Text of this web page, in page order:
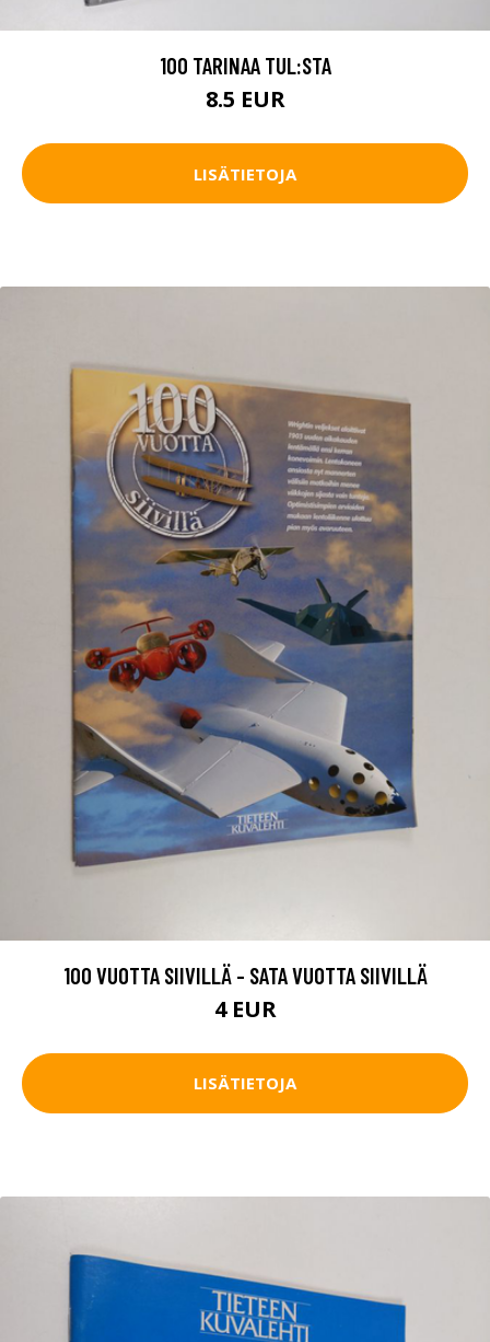
100 TARINAA TUL:STA
8.5 EUR
LISÄTIETOJA
100 VUOTTA SIIVILLÄ - SATA VUOTTA SIIVILLÄ
4 EUR
LISÄTIETOJA